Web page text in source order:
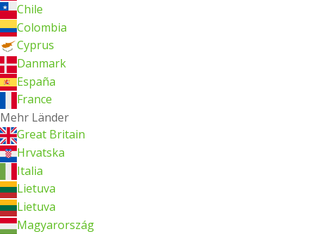
Chile
Colombia
Cyprus
Danmark
España
France
Mehr Länder
Great Britain
Hrvatska
Italia
Lietuva
Lietuva
Magyarország